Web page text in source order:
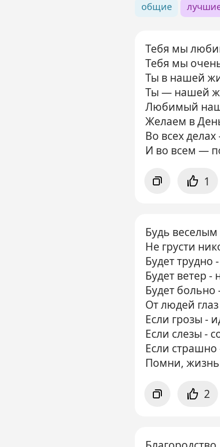
общие
Тебя мы
Тебя мы
Ты в нашей
Ты — нашей
Любимый
Желаем в
Во всех
И во всем —
1
Будь веселым
Не грусти
Будет трудно
Будет ветер -
Будет больно
От людей
Если грозы -
Если слезы -
Если
Помни, жизнь
2